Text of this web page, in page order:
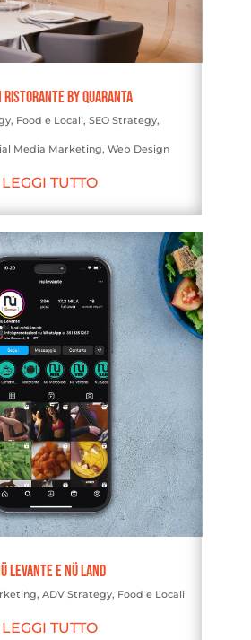
Ristorante by Quaranta
, Food e Locali, SEO Strategy,
Media Marketing,Web Design
LEGGI TUTTO
Levante e Nü Land
, ADV Strategy, Food e Locali
LEGGI TUTTO